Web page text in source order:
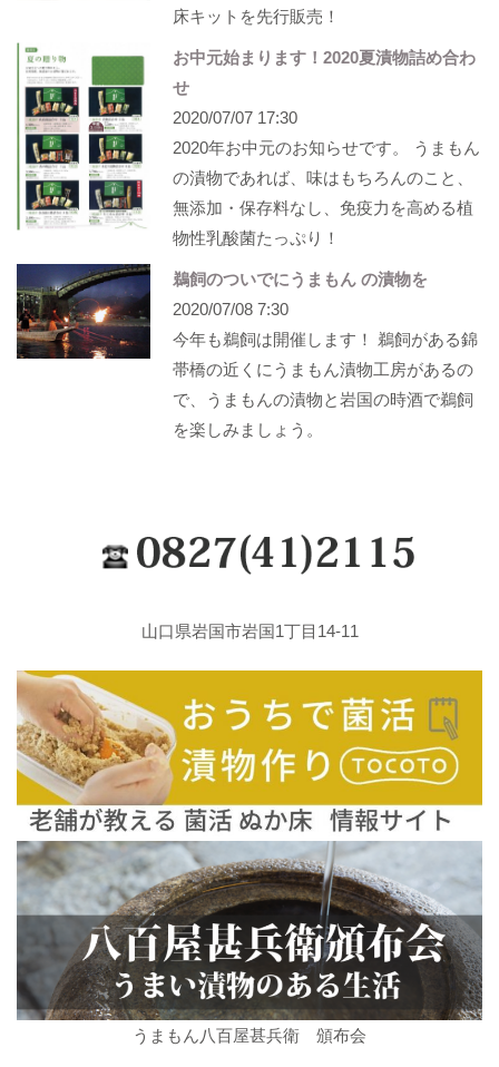
床キットを先行販売！
お中元始まります！2020夏漬物詰め合わ
せ
2020/07/07 17:30
2020年お中元のお知らせです。 うまもん
の漬物であれば、味はもちろんのこと、
無添加・保存料なし、免疫力を高める植
物性乳酸菌たっぷり！
鵜飼のついでにうまもん の漬物を
2020/07/08 7:30
今年も鵜飼は開催します！ 鵜飼がある錦
帯橋の近くにうまもん漬物工房があるの
で、うまもんの漬物と岩国の時酒で鵜飼
を楽しみましょう。
山口県岩国市岩国1丁目14-11
うまもん八百屋甚兵衛 頒布会